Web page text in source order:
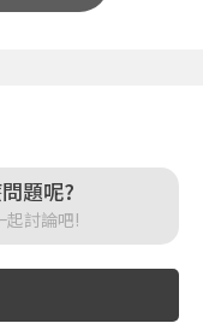
款
題呢?
起討論吧!